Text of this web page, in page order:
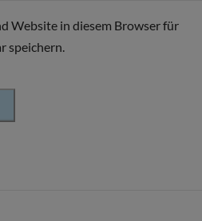
Website in diesem Browser für
speichern.